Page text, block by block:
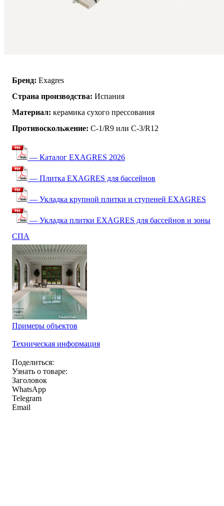
Бренд: Exagres
Страна производства: Испания
Материал: керамика сухого прессования
Противоскольжение: C-1/R9 или C-3/R12
— Каталог EXAGRES 2026
— Плитка EXAGRES для бассейнов
— Укладка крупной плитки и ступеней EXAGRES
— Укладка плитки EXAGRES для бассейнов и зоны
СПА
Примеры объектов
Техническая информация
Поделиться:
Узнать о товаре:
Заголовок
WhatsApp
Telegram
Email